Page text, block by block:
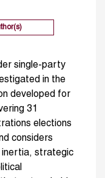
single-party
in the
developed for
31
elections
considers
inertia, strategic